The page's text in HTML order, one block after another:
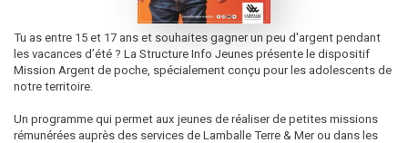
Tu as entre 15 et 17 ans et souhaites gagner un peu d'argent pendant
les vacances d’été ? La Structure Info Jeunes présente le dispositif
Mission Argent de poche, spécialement conçu pour les adolescents de
notre territoire.
Un programme qui permet aux jeunes de réaliser de petites missions
rémunérées auprès des services de Lamballe Terre & Mer ou dans les